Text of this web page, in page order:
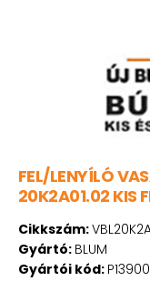
FEL/LENYÍLÓ
20K2A01.02 KIS
Cikkszám:
Gyártó: BLUM
Gyártói kód: P13900